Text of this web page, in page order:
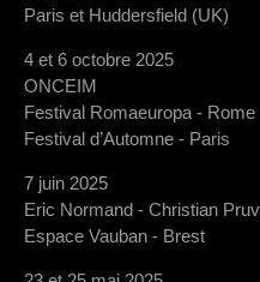
Paris et Huddersfield (UK)
4 et 6 octobre 2025
ONCEIM
Festival Romaeuropa - Rome
Festival d’Automne - Paris
7 juin 2025
Eric Normand - Christian
Espace Vauban - Brest